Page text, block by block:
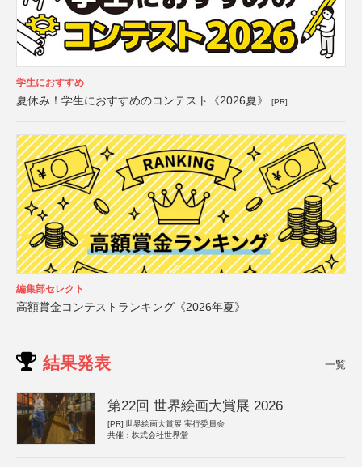
学生におすすめ
夏休み！学生におすすめのコンテスト《2026夏》 [PR]
編集部セレクト
高額賞金コンテストランキング《2026年夏》
結果発表 一覧
第22回 世界絵画大賞展 2026
[PR] 世界絵画大賞展 実行委員会
共催：株式会社世界堂